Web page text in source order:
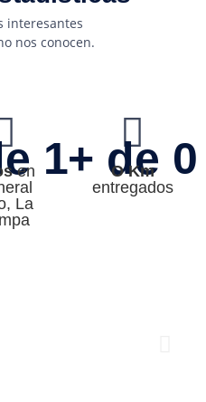
interesantes
nos conocen.
1
en
La
+ de 0
O Km
entregados